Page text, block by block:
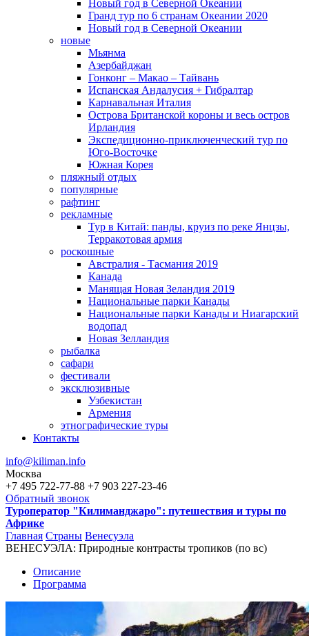
Новый год в Северной Океании
Гранд тур по 6 странам Океании 2020
Новый год в Северной Океании
новые
Мьянма
Азербайджан
Гонконг – Макао – Тайвань
Испанская Андалусия + Гибралтар
Карнавальная Италия
Острова Британской короны и весь остров
Ирландия
Экспедиционно-приключенческий тур по
Юго-Восточке
Южная Корея
пляжный отдых
популярные
рафтинг
рекламные
Тур в Китай: панды, круиз по реке Янцзы,
Терракотовая армия
роскошные
Австралия - Тасмания 2019
Канада
Манящая Новая Зеландия 2019
Национальные парки Канады
Национальные парки Канады и Ниагарский
водопад
Новая Зелландия
рыбалка
сафари
фестивали
эксклюзивные
Узбекистан
Армения
этнографические туры
Контакты
info@kiliman.info
Москва
+7 495 722-77-88 +7 903 227-23-46
Обратный звонок
Туроператор "Килиманджаро": путешествия и туры по
Африке
Вы здесь
Главная Страны Венесуэла
ВЕНЕСУЭЛА: Природные контрасты тропиков (по вс)
Описание
Программа